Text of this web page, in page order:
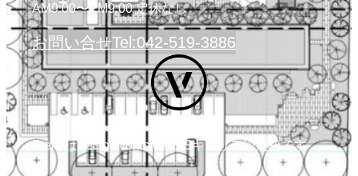
AM9:00〜PM9:00 定休なし
お問い合せTel:042-519-3886
FrenzはVectorWorks OASISキャリア認定校です